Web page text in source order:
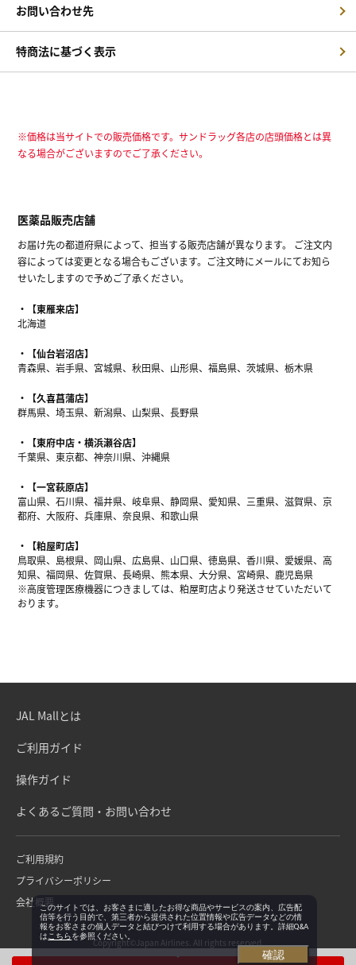
お問い合わせ先
特商法に基づく表示
※価格は当サイトでの販売価格です。サンドラッグ各店の店頭価格とは異
なる場合がございますのでご了承ください。
医薬品販売店舗
お届け先の都道府県によって、担当する販売店舗が異なります。 ご注文内
容によっては変更となる場合もございます。ご注文時にメールにてお知ら
せいたしますので予めご了承ください。
【東雁来店】
北海道
【仙台岩沼店】
青森県、岩手県、宮城県、秋田県、山形県、福島県、茨城県、栃木県
【久喜菖蒲店】
群馬県、埼玉県、新潟県、山梨県、長野県
【東府中店・横浜瀬谷店】
千葉県、東京都、神奈川県、沖縄県
【一宮萩原店】
富山県、石川県、福井県、岐阜県、静岡県、愛知県、三重県、滋賀県、京
都府、大阪府、兵庫県、奈良県、和歌山県
【粕屋町店】
鳥取県、島根県、岡山県、広島県、山口県、徳島県、香川県、愛媛県、高
知県、福岡県、佐賀県、長崎県、熊本県、大分県、宮崎県、鹿児島県
※高度管理医療機器につきましては、粕屋町店より発送させていただいて
おります。
JAL Mallとは
ご利用ガイド
操作ガイド
よくあるご質問・お問い合わせ
ご利用規約
プライバシーポリシー
会社概要
Copyright©Japan Airlines. All rights reserved.
このサイトでは、お客さまに適したお得な商品やサービスの案内、広告配
信等を行う目的で、第三者から提供された位置情報や広告データなどの情
報をお客さまの個人データと結びつけて利用する場合があります。詳細Q&A
は こちらを参照ください。
確認